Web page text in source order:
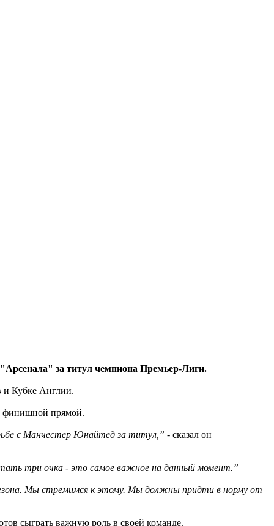
за титул чемпиона Премьер-Лиги.
и Кубке Англии.
финишной прямой.
с Манчестер Юнайтед за титул,” - сказал он
три очка - это самое важное на данный момент.”
Мы стремимся к этому. Мы должны придти в норму от
сыграть важную роль в своей команде.